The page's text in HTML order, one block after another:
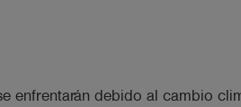
enfrentarán debido al cambio